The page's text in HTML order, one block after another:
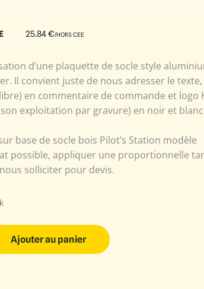
25.84€/HORS CEE
d’une plaquette de socle style
Il convient juste de nous adresser le
en commentaire de commande et logo
exploitation par gravure) en noir et
base de socle bois Pilot’s Station modèle
possible, appliquer une proportionnelle
solliciter pour devis.
Ajouter au panier